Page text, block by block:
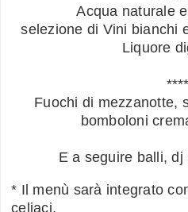
Acqua naturale
selezione di Vini bianchi
Liquore
****
Fuochi di mezzanotte,
bomboloni
E a seguire balli, dj
* Il menù sarà integrato
celiaci.